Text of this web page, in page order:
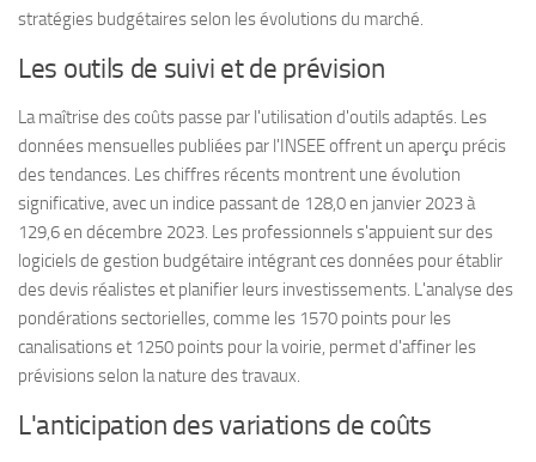
stratégies budgétaires selon les évolutions du marché.
Les outils de suivi et de prévision
La maîtrise des coûts passe par l'utilisation d'outils adaptés. Les
données mensuelles publiées par l'INSEE offrent un aperçu précis
des tendances. Les chiffres récents montrent une évolution
significative, avec un indice passant de 128,0 en janvier 2023 à
129,6 en décembre 2023. Les professionnels s'appuient sur des
logiciels de gestion budgétaire intégrant ces données pour établir
des devis réalistes et planifier leurs investissements. L'analyse des
pondérations sectorielles, comme les 1570 points pour les
canalisations et 1250 points pour la voirie, permet d'affiner les
prévisions selon la nature des travaux.
L'anticipation des variations de coûts